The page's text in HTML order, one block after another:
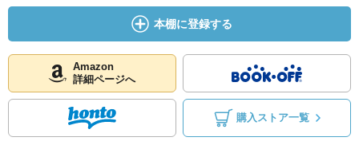
本棚に登録する
Amazon
詳細ページへ
購入ストア一覧